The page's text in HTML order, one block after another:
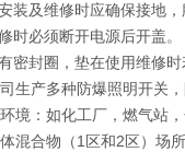
装及维修时应确保接地
时必须断开电源后开盖。
密封圈，垫在使用维修
生产多种防爆照明开关
境：如化工厂，燃气站
混合物（1区和2区）场